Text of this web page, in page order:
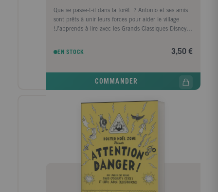
Que se passe-t-il dans la forêt ? Antonio et ses amis
sont prêts à unir leurs forces pour aider le village
!J’apprends à lire avec les Grands Classiques Disney
accompagner les enfants dans leur apprentissage de
la lecture. Elle propose des petites histoires courtes et
propose quatre niveaux progressifs :• Niveau 1 –
Fin de CP• Niveau CE1
EN STOCK 3,50 €
COMMANDER